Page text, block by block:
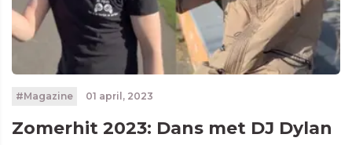
#Magazine 01 april, 2023
Zomerhit 2023: Dans met DJ Dylan